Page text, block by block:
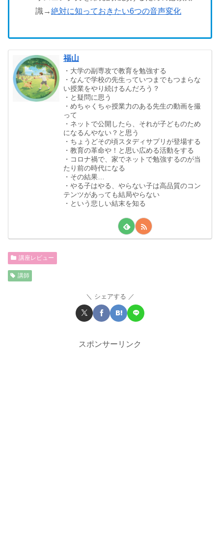
識→絶対に知っておきたい6つの音声変化
福山
・大学の副専攻で教育を勉強する
・なんで学校の先生っていつまでもつまらな
い授業をやり続けるんだろう？
・と疑問に思う
・めちゃくちゃ授業力のある先生の動画を撮
って
・ネットで公開したら、それが子どものため
になるんやない？と思う
・ちょうどその頃スタディサプリが登場する
・教育の革命や！と思い広める活動をする
・コロナ禍で、家でネットで勉強するのが当
たり前の時代になる
・その結果…
・やる子はやる、やらない子は高品質のコン
テンツがあっても結局やらない
・という悲しい結末を知る
講座レビュー
講師
シェアする
スポンサーリンク